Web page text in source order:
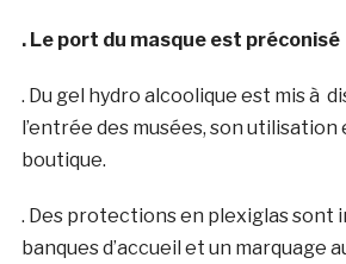
. Le port du masque est préconisé
. Du gel hydro alcoolique est mis à
l’entrée des musées, son
boutique.
. Des protections en plexiglas sont
banques d’accueil et un marquage